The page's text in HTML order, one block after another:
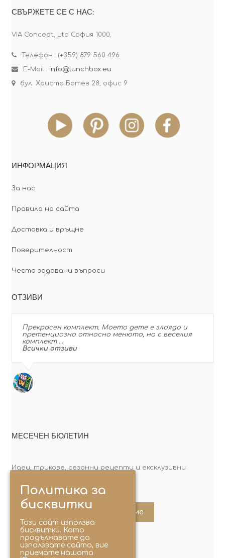
СВЪРЖЕТЕ СЕ С НАС:
VIA Concept, Ltd София 1000,
Телефон : (+359) 879 560 496
E-Mail : info@lunchbox.eu
бул. Христо Ботев 28, офис 9
ИНФОРМАЦИЯ
За нас
Правила на сайта
Доставка и връщне
Поверителност
Често задавани въпроси
ОТЗИВИ
Прекрасен комплект. Моето дете е злоядо и
претенциозно относно менюто, но с веселия
комплект …
Всички отзиви
МЕСЕЧЕН БЮЛЕТИН
Идеи, трикове, сезонни рецепти и ексклузивни
Абонирайте ме
Политика за
бисквитки
Този сайт използва
бисквитки. Като
продължавате да
използвате сайта, вие
приемате нашата